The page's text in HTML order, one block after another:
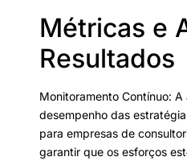
Métricas e
Resultados
Monitoramento Contínuo:
desempenho das
para empresas de
garantir que os esforços